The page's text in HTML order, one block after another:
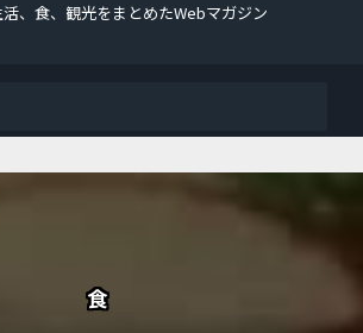
、食、観光をまとめたWebマガジン
食